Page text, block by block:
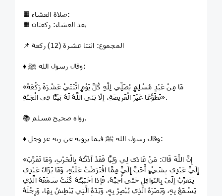
🟧 صلاة العشاء:
🟧 بعد العشاء: ركعتان
📌 المجموع: اثنتا عشرة (12) ركعة
♦️ وقال رسول الله ﷺ:
«مَا مِنْ عَبْدٍ مُسْلِمٍ يُصَلِّي لِلَّهِ كُلَّ يَوْمٍ اثْنَتَيْ عَشْرَةَ رَكْعَةً
تَطَوُّعًا غَيْرَ الْفَرِيضَةِ، إِلَّا بَنَى اللَّهُ لَهُ بَيْتًا فِي الْجَنَّةِ».
📚 رواه صحيح مسلم.
♦️ وقال رسول الله ﷺ فيما يرويه عن ربه عز وجل:
«إِنَّ اللَّهَ قَالَ: مَنْ عَادَى لِي وَلِيًّا فَقَدْ آذَنْتُهُ بِالْحَرْبِ، وَمَا تَقَرَّبَ
إِلَيَّ عَبْدِي بِشَيْءٍ أَحَبَّ إِلَيَّ مِمَّا افْتَرَضْتُ عَلَيْهِ، وَمَا يَزَالُ عَبْدِي
يَتَقَرَّبُ إِلَيَّ بِالنَّوَافِلِ حَتَّى أُحِبَّهُ، فَإِذَا أَحْبَبْتُهُ كُنْتُ سَمْعَهُ الَّذِي
يَسْمَعُ بِهِ، وَبَصَرَهُ الَّذِي يُبْصِرُ بِهِ، وَيَدَهُ الَّتِي يَبْطِشُ بِهَا، وَرِجْلَهُ